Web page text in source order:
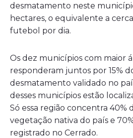
desmatamento neste
hectares, o equivalente a
futebol por dia.
Os dez municípios com maior
responderam juntos por 15%
desmatamento validado no
desses municípios estão
Só essa região concentra 40%
vegetação nativa do país e
registrado no Cerrado.